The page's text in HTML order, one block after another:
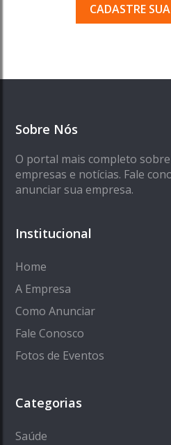
CADASTRE
Sobre Nós
O portal mais completo
empresas e notícias. Fale
anunciar sua empresa.
Institucional
Home
A Empresa
Como Anunciar
Fale Conosco
Fotos de Eventos
Categorias
Saúde